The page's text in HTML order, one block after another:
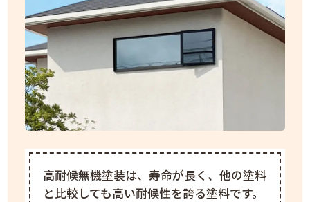
高耐候無機塗装は、寿命が長く、他の塗料
と比較しても高い耐候性を誇る塗料です。